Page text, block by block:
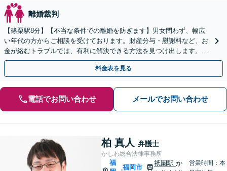
離婚裁判
【篠栗駅8分】【不当な条件での離婚を防ぎます】男女問わず、幅広
い年代の方からご相談を受けております。財産分与・慰謝料など、お
金が絡むトラブルでは、有利に解決できる方法を見つけ出します。ま
ずはお気軽にご相談ください【完全個室】
料金表を見る
電話でお問い合わせ メールでお問い合わせ
柏 真人 弁護士
かしわ総合法律事務所
福
福岡市
祇園駅 か
営業時間：本